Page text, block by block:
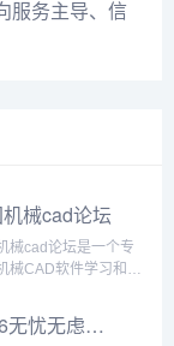
服务主导、信
械cad论坛
械cad论坛是一个专
械CAD软件学习和技
2005年，是国内最早
CAD软件社区之一。
5156无忧无虑中学语文网